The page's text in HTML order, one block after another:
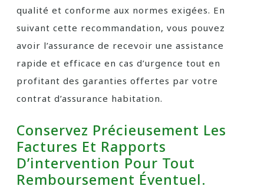
qualité et conforme aux normes exigées. En
suivant cette recommandation, vous pouvez
avoir l’assurance de recevoir une assistance
rapide et efficace en cas d’urgence tout en
profitant des garanties offertes par votre
contrat d’assurance habitation.
Conservez Précieusement Les
Factures Et Rapports
D’intervention Pour Tout
Remboursement Éventuel.